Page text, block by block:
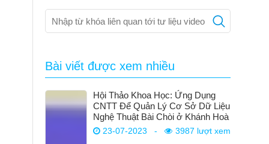
Bài viết được xem nhiều
Hội Thảo Khoa Học: Ứng Dụng
CNTT Để Quản Lý Cơ Sở Dữ Liệu
Nghệ Thuật Bài Chòi ở Khánh Hoà
23-07-2023 - 3987 lượt xem